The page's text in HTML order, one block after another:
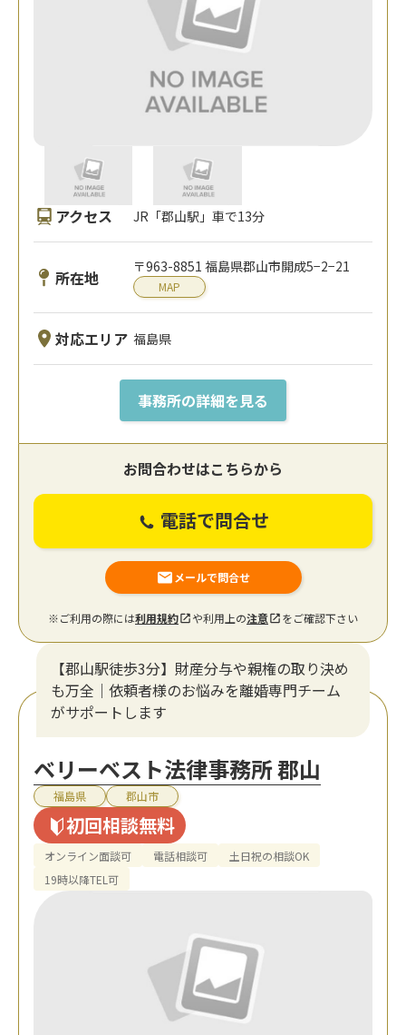
アクセス JR「郡山駅」車で13分
所在地
〒963-8851 福島県郡山市開成5−2−21
MAP
対応エリア 福島県
事務所の詳細を見る
お問合わせはこちらから
電話で問合せ
メールで問合せ
※ご利用の際には利用規約 や利用上の注意 をご確認下さい
【郡山駅徒歩3分】財産分与や親権の取り決め
も万全｜依頼者様のお悩みを離婚専門チーム
がサポートします
ベリーベスト法律事務所 郡山
福島県 郡山市
初回相談無料
オンライン面談可 電話相談可
土日祝の相談OK
19時以降TEL可